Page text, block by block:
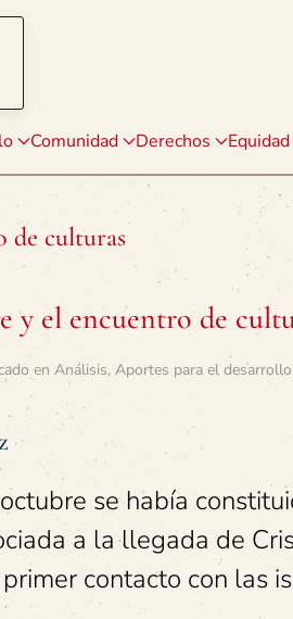
Comunidad Derechos
de culturas
y el encuentro de
en Análisis, Aportes para el desarrollo
se había
a la llegada de
contacto con las